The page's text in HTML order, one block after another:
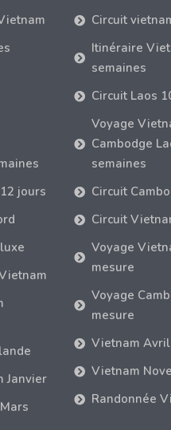
jours
Janvier
Circuit
Itinéraire
semaines
Circuit Laos
Voyage
Cambodge
semaines
Circuit
Circuit
Voyage
mesure
Voyage
mesure
Vietnam Avril
Vietnam
Randonnée